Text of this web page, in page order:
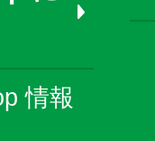
情報